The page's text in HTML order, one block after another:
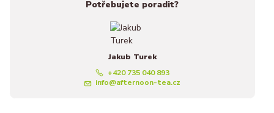
Potřebujete poradit?
Jakub Turek
+420 735 040 893
info@afternoon-tea.cz